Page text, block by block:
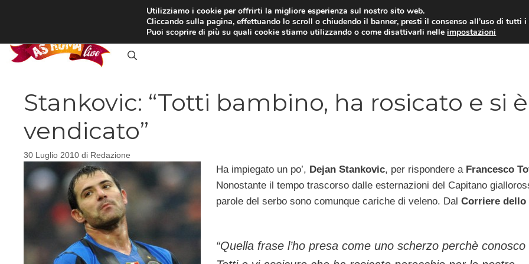
RASSEGNA STAMPA INTERVISTE CALCIOMERCATO CAMPIONATO
Stankovic: “Totti bambino, ha rosicato e si è
vendicato”
30 Luglio 2010 di Redazione
Ha impiegato un po’, Dejan Stankovic, per rispondere a Francesco
Nonostante il tempo trascorso dalle esternazioni del Capitano
parole del serbo sono comunque cariche di veleno. Dal Corriere dello
“Quella frase l’ho presa come uno scherzo perchè conosco
Utilizziamo i cookie per offrirti la migliore esperienza sul nostro sito web.
Cliccando sulla pagina, effettuando lo scroll o chiudendo il banner, presti il consenso all’uso di tutti i
Puoi scoprire di più su quali cookie stiamo utilizzando o come disattivarli nelleimpostazioni